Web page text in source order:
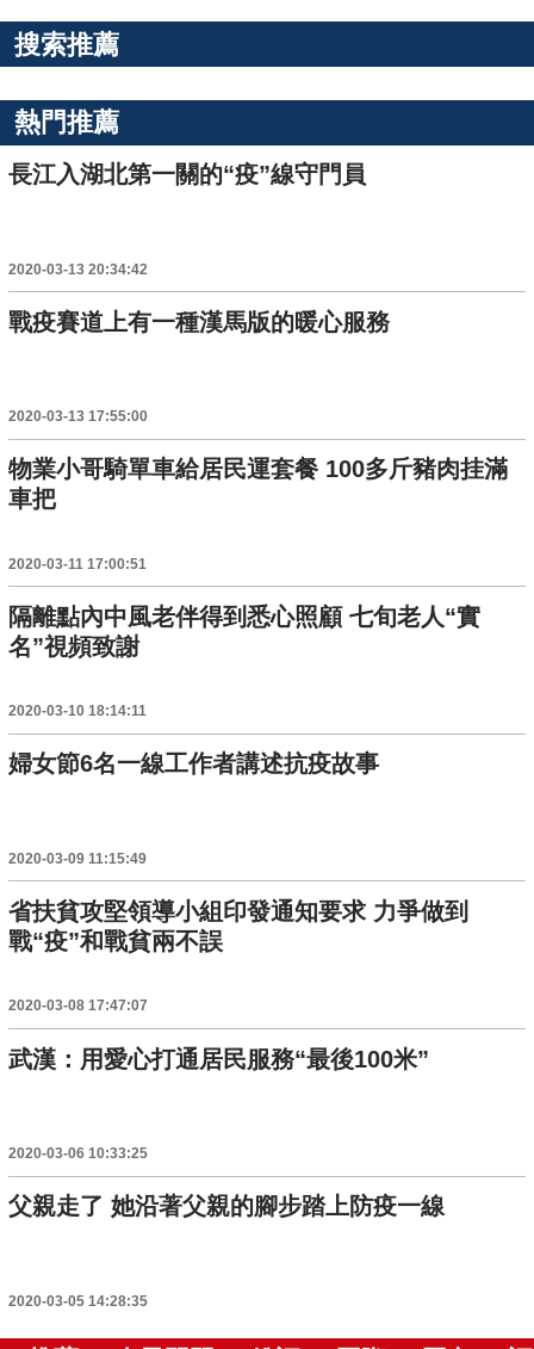
搜索推薦
熱門推薦
長江入湖北第一關的“疫”線守門員
2020-03-13 20:34:42
戰疫賽道上有一種漢馬版的暖心服務
2020-03-13 17:55:00
物業小哥騎單車給居民運套餐 100多斤豬肉挂滿
車把
2020-03-11 17:00:51
隔離點內中風老伴得到悉心照顧 七旬老人“實
名”視頻致謝
2020-03-10 18:14:11
婦女節6名一線工作者講述抗疫故事
2020-03-09 11:15:49
省扶貧攻堅領導小組印發通知要求 力爭做到
戰“疫”和戰貧兩不誤
2020-03-08 17:47:07
武漢：用愛心打通居民服務“最後100米”
2020-03-06 10:33:25
父親走了 她沿著父親的腳步踏上防疫一線
2020-03-05 14:28:35